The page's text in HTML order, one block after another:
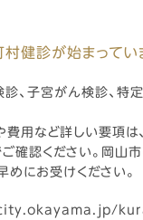
村健診が始まって
、子宮がん検診、特
用など詳しい要項は
確認ください。岡山
めにお受けください。